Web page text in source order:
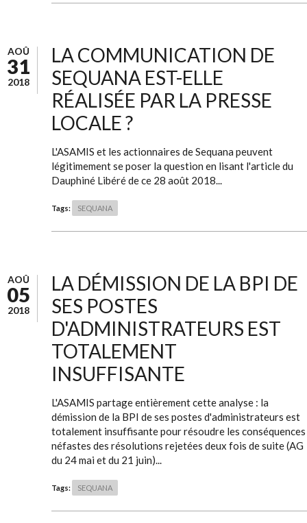
AOÛ
31
2018
LA COMMUNICATION DE
SEQUANA EST-ELLE
RÉALISÉE PAR LA PRESSE
LOCALE ?
L'ASAMIS et les actionnaires de Sequana peuvent
légitimement se poser la question en lisant l'article du
Dauphiné Libéré de ce 28 août 2018...
Tags: SEQUANA
AOÛ
05
2018
LA DÉMISSION DE LA BPI DE
SES POSTES
D'ADMINISTRATEURS EST
TOTALEMENT
INSUFFISANTE
L'ASAMIS partage entièrement cette analyse : la
démission de la BPI de ses postes d'administrateurs est
totalement insuffisante pour résoudre les conséquences
néfastes des résolutions rejetées deux fois de suite (AG
du 24 mai et du 21 juin)...
Tags: SEQUANA